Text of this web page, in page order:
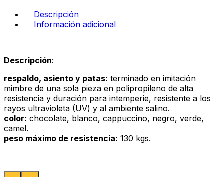
Descripción
Información adicional
Descripción:
respaldo, asiento y patas: terminado en imitación
mimbre de una sola pieza en polipropileno de alta
resistencia y duración para intemperie, resistente a los
rayos ultravioleta (UV) y al ambiente salino.
color: chocolate, blanco, cappuccino, negro, verde,
camel.
peso máximo de resistencia: 130 kgs.